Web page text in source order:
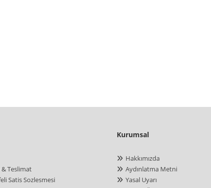
& Teslimat
Satis Sozlesmesi
Kurumsal
Hakkımızda
Aydınlatma Metni
Yasal Uyarı